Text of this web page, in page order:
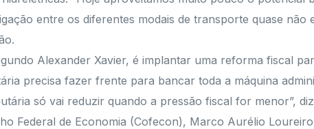
entre os diferentes modais de transporte quase não
Alexander Xavier, é implantar uma reforma fiscal
precisa fazer frente para bancar toda a máquina
só vai reduzir quando a pressão fiscal for menor”,
Federal de Economia (Cofecon), Marco Aurélio